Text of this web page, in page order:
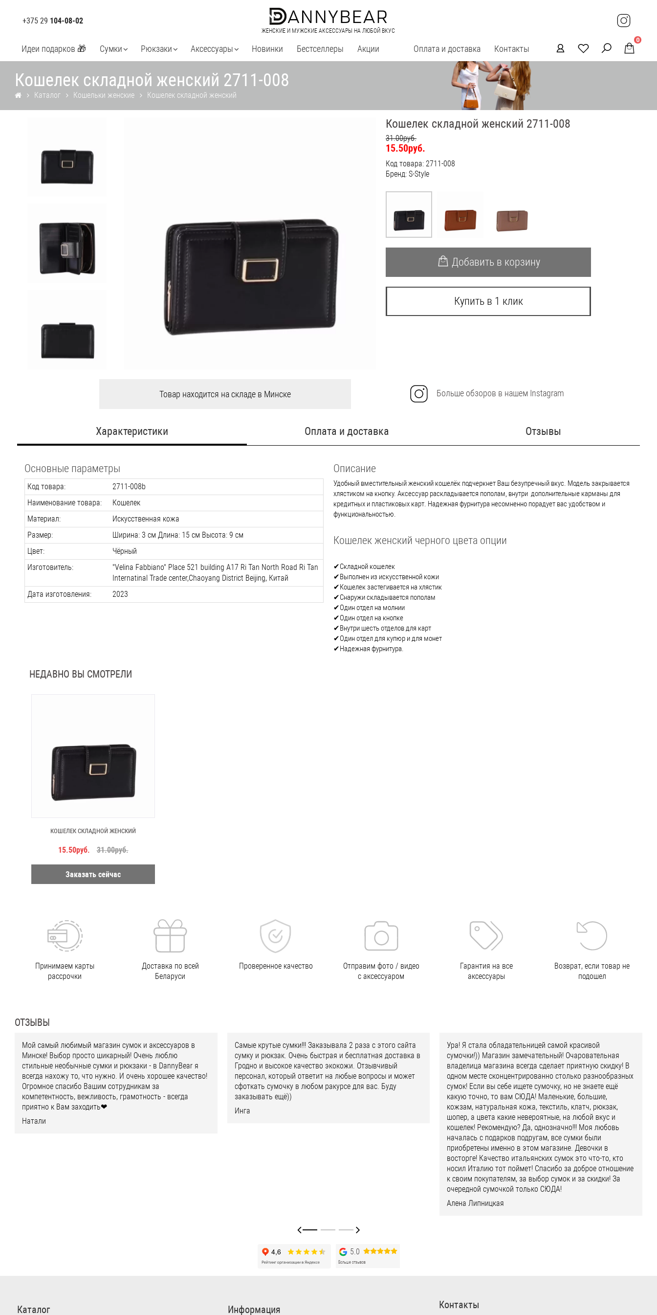
+375 29 104-08-02
ЖЕНСКИЕ И МУЖСКИЕ АКСЕССУАРЫ НА ЛЮБОЙ ВКУС
Идеи подарков 🎁 Сумки Рюкзаки Аксессуары Новинки Бестселлеры Акции Оплата и доставка Контакты
0
Кошелек складной женский 2711-008
Каталог Кошельки женские Кошелек складной женский
Кошелек складной женский 2711-008
31.00руб.
15.50руб.
Код товара: 2711-008
Бренд: S-Style
Добавить в корзину
Купить в 1 клик
Товар находится на складе в Минске Больше обзоров в нашем Instagram
Характеристики Оплата и доставка Отзывы
Основные параметры
Код товара:
2711-008b
Наименование товара:
Кошелек
Материал:
Искусственная кожа
Размер:
Ширина: 3 см Длина: 15 см Высота: 9 см
Цвет:
Чёрный
Изготовитель:
"Velina Fabbiano" Place 521 building A17 Ri Tan North Road Ri Tan
Internatinal Trade center,Chaoyang District Beijing, Китай
Дата изготовления:
2023
Описание
Удобный вместительный женский кошелёк подчеркнет Ваш безупречный вкус. Модель закрывается
хлястиком на кнопку. Аксессуар раскладывается пополам, внутри дополнительные карманы для
кредитных и пластиковых карт. Надежная фурнитура несомненно порадует вас удобством и
функциональностью.
Кошелек женский черного цвета опции
✔Складной кошелек
✔Выполнен из искусственной кожи
✔Кошелек застегивается на хлястик
✔Снаружи складывается пополам
✔Один отдел на молнии
✔Один отдел на кнопке
✔Внутри шесть отделов для карт
✔Один отдел для купюр и для монет
✔Надежная фурнитура.
НЕДАВНО ВЫ СМОТРЕЛИ
КОШЕЛЕК СКЛАДНОЙ ЖЕНСКИЙ
15.50руб. 31.00руб.
Заказать сейчас
Принимаем карты
рассрочки
Доставка по всей
Беларуси
Проверенное качество
Отправим фото / видео
с аксессуаром
Гарантия на все
аксессуары
Возврат, если товар не
подошел
ОТЗЫВЫ
Мой самый любимый магазин сумок и аксессуаров в
Минске! Выбор просто шикарный! Очень люблю
стильные необычные сумки и рюкзаки - в DannyBear я
всегда нахожу то, что нужно. И очень хорошее качество!
Огромное спасибо Вашим сотрудникам за
компетентность, вежливость, грамотность - всегда
приятно к Вам заходить❤
Натали
Самые крутые сумки!!! Заказывала 2 раза с этого сайта
сумку и рюкзак. Очень быстрая и бесплатная доставка в
Гродно и высокое качество экокожи. Отзывчивый
персонал, который ответит на любые вопросы и может
сфоткать сумочку в любом ракурсе для вас. Буду
заказывать ещё))
Инга
Ура! Я стала обладательницей самой красивой
сумочки!)) Магазин замечательный! Очаровательная
владелица магазина всегда сделает приятную скидку! В
одном месте сконцентрированно столько разнообразных
сумок! Если вы себе ищете сумочку, но не знаете ещё
какую точно, то вам СЮДА! Маленькие, большие,
кожзам, натуральная кожа, текстиль, клатч, рюкзак,
шопер, а цвета какие невероятные, на любой вкус и
кошелек! Рекомендую? Да, однозначно!!! Моя любовь
началась с подарков подругам, все сумки были
приобретены именно в этом магазине. Девочки в
восторге! Качество итальянских сумок это что-то, кто
носил Италию тот поймет! Спасибо за доброе отношение
к своим покупателям, за выбор сумок и за скидки! За
очередной сумочкой только СЮДА!
Алена Липницкая
5.0
Больше отзывов
Каталог Информация Контакты